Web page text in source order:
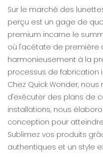
Sur le marché des
perçu est un gage de
premium incarne le
où l'acétate de première
harmonieusement à la
processus de fabrication
Chez Quick Wonder,
d'exécuter des plans de
installations, nous
conception pour
Sublimez vos produits
authentiques et un style